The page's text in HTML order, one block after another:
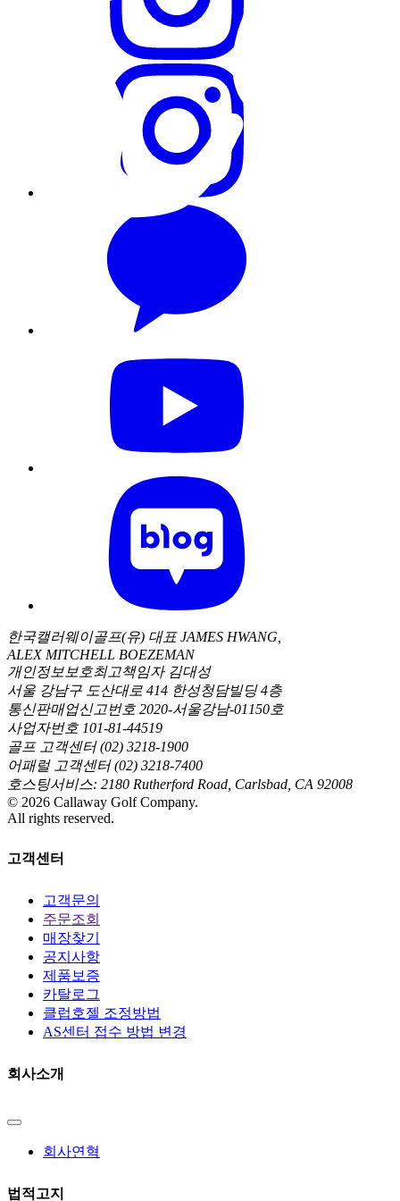
한국캘러웨이골프(유) 대표 JAMES HWANG,
ALEX MITCHELL BOEZEMAN
개인정보보호최고책임자 김대성
서울 강남구 도산대로 414 한성청담빌딩 4층
통신판매업신고번호 2020-서울강남-01150호
사업자번호 101-81-44519
골프 고객센터 (02) 3218-1900
어패럴 고객센터 (02) 3218-7400
호스팅서비스: 2180 Rutherford Road, Carlsbad, CA 92008
© 2026 Callaway Golf Company.
All rights reserved.
고객센터
고객문의
주문조회
매장찾기
공지사항
제품보증
카탈로그
클럽호젤 조정방법
AS센터 접수 방법 변경
회사소개
회사연혁
법적고지